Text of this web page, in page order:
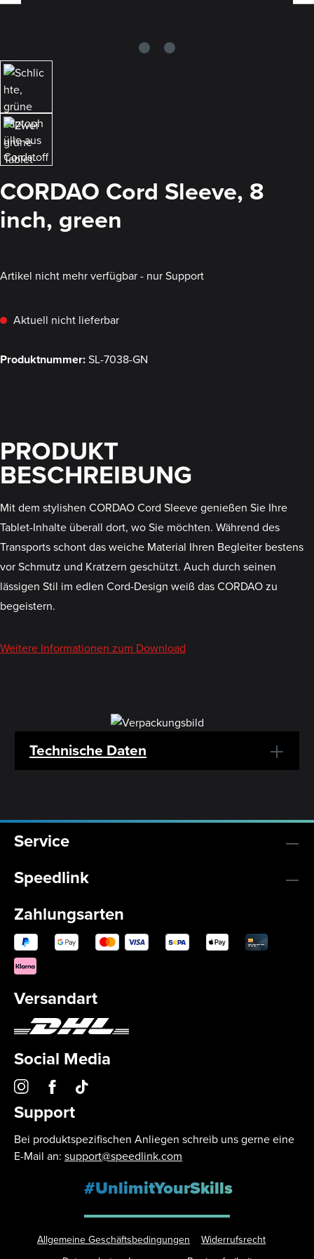
CORDAO Cord Sleeve, 8
inch, green
Artikel nicht mehr verfügbar - nur Support
Aktuell nicht lieferbar
Produktnummer:SL-7038-GN
PRODUKT
BESCHREIBUNG
Mit dem stylishen CORDAO Cord Sleeve genießen Sie Ihre
Tablet-Inhalte überall dort, wo Sie möchten. Während des
Transports schont das weiche Material Ihren Begleiter bestens
vor Schmutz und Kratzern geschützt. Auch durch seinen
lässigen Stil im edlen Cord-Design weiß das CORDAO zu
begeistern.
Weitere Informationen zum Download
Technische Daten
Service
Speedlink
Zahlungsarten
Versandart
Social Media
Support
Bei produktspezifischen Anliegen schreib uns gerne eine
E-Mail an: support@speedlink.com
#UnlimitYourSkills
Allgemeine Geschäftsbedingungen
Widerrufsrecht